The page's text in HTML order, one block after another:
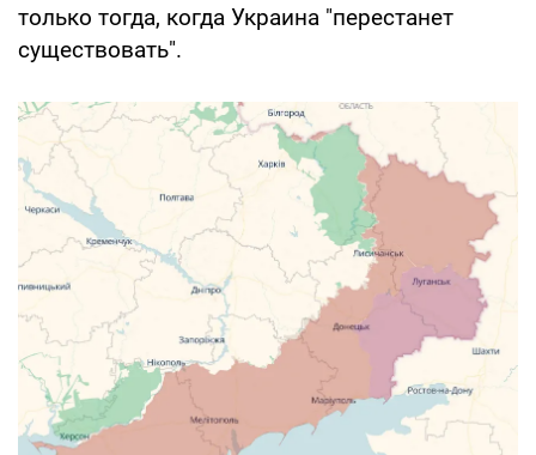
только тогда, когда Украина "перестанет
существовать".